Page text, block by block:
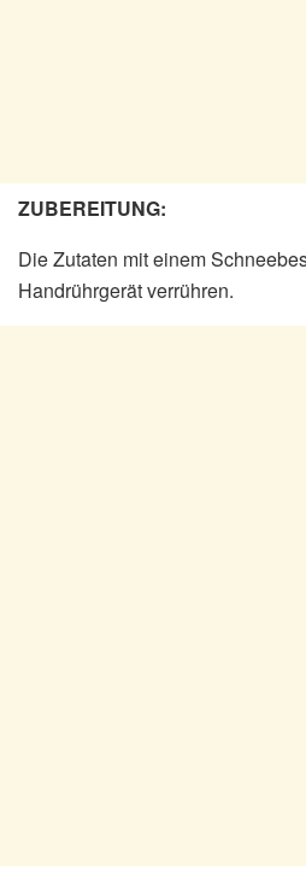
ZUBEREITUNG:
Die Zutaten mit einem
Handrührgerät verrühren.